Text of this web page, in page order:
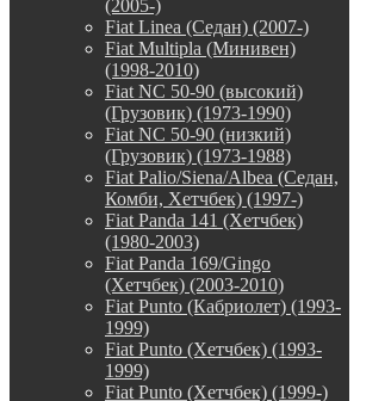
(2005-)
Fiat Linea (Седан) (2007-)
Fiat Multipla (Минивен)
(1998-2010)
Fiat NC 50-90 (высокий)
(Грузовик) (1973-1990)
Fiat NC 50-90 (низкий)
(Грузовик) (1973-1988)
Fiat Palio/Siena/Albea (Седан,
Комби, Хетчбек) (1997-)
Fiat Panda 141 (Хетчбек)
(1980-2003)
Fiat Panda 169/Gingo
(Хетчбек) (2003-2010)
Fiat Punto (Кабриолет) (1993-
1999)
Fiat Punto (Хетчбек) (1993-
1999)
Fiat Punto (Хетчбек) (1999-)